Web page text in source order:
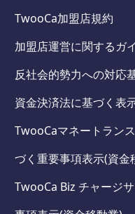
TwooCa加盟店規約
加盟店運営に関するガ
反社会的勢力への対応
資金決済法に基づく表
TwooCaマネートラン
づく重要事項表示(資金
TwooCa Biz チャージ